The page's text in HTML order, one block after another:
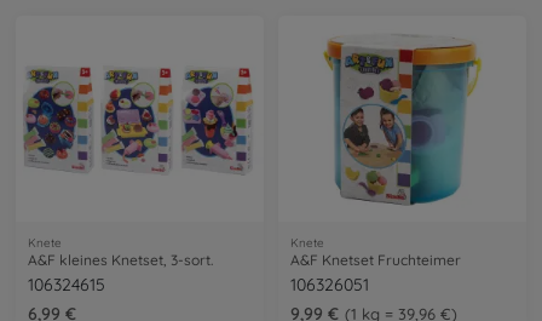
Knete
A&F kleines Knetset, 3-sort.
106324615
6,99 €
Knete
A&F Knetset Fruchteimer
106326051
9,99 €
1 kg = 39,96 €